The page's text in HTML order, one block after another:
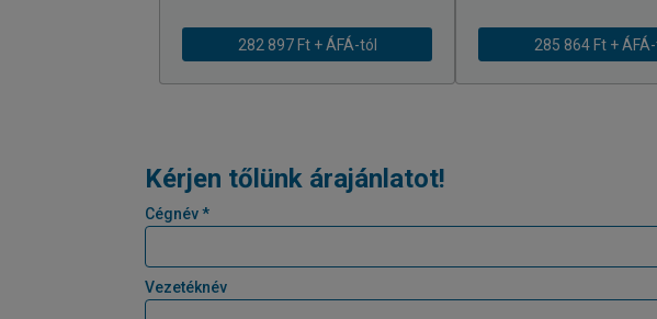
282 897 Ft + ÁFÁ-tól 285 864 Ft + ÁFÁ-
Kérjen tőlünk árajánlatot!
Cégnév *
Vezetéknév